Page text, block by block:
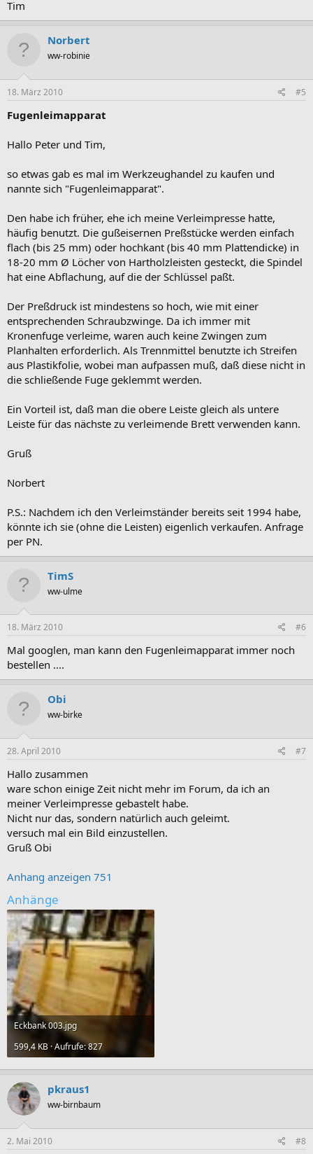
Tim
Norbert
ww-robinie
18. März 2010 #5
Fugenleimapparat
Hallo Peter und Tim,
so etwas gab es mal im Werkzeughandel zu kaufen und
nannte sich "Fugenleimapparat".
Den habe ich früher, ehe ich meine Verleimpresse hatte,
häufig benutzt. Die gußeisernen Preßstücke werden einfach
flach (bis 25 mm) oder hochkant (bis 40 mm Plattendicke) in
18-20 mm Ø Löcher von Hartholzleisten gesteckt, die Spindel
hat eine Abflachung, auf die der Schlüssel paßt.
Der Preßdruck ist mindestens so hoch, wie mit einer
entsprechenden Schraubzwinge. Da ich immer mit
Kronenfuge verleime, waren auch keine Zwingen zum
Planhalten erforderlich. Als Trennmittel benutzte ich Streifen
aus Plastikfolie, wobei man aufpassen muß, daß diese nicht in
die schließende Fuge geklemmt werden.
Ein Vorteil ist, daß man die obere Leiste gleich als untere
Leiste für das nächste zu verleimende Brett verwenden kann.
Gruß
Norbert
P.S.: Nachdem ich den Verleimständer bereits seit 1994 habe,
könnte ich sie (ohne die Leisten) eigenlich verkaufen. Anfrage
per PN.
TimS
ww-ulme
18. März 2010 #6
Mal googlen, man kann den Fugenleimapparat immer noch
bestellen ....
Obi
ww-birke
28. April 2010 #7
Hallo zusammen
ware schon einige Zeit nicht mehr im Forum, da ich an
meiner Verleimpresse gebastelt habe.
Nicht nur das, sondern natürlich auch geleimt.
versuch mal ein Bild einzustellen.
Gruß Obi
Anhang anzeigen 751
Anhänge
Eckbank 003.jpg
599,4 KB · Aufrufe: 827
pkraus1
ww-birnbaum
2. Mai 2010 #8